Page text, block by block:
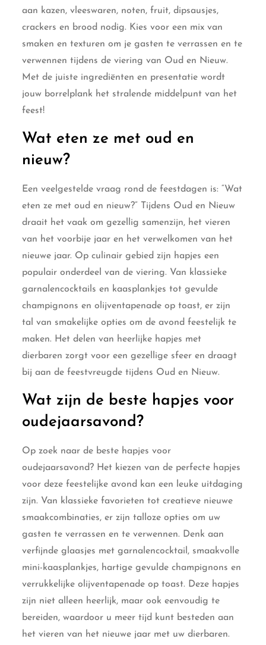
aan kazen, vleeswaren, noten, fruit, dipsausjes,
crackers en brood nodig. Kies voor een mix van
smaken en texturen om je gasten te verrassen en te
verwennen tijdens de viering van Oud en Nieuw.
Met de juiste ingrediënten en presentatie wordt
jouw borrelplank het stralende middelpunt van het
feest!
Wat eten ze met oud en
nieuw?
Een veelgestelde vraag rond de feestdagen is: “Wat
eten ze met oud en nieuw?” Tijdens Oud en Nieuw
draait het vaak om gezellig samenzijn, het vieren
van het voorbije jaar en het verwelkomen van het
nieuwe jaar. Op culinair gebied zijn hapjes een
populair onderdeel van de viering. Van klassieke
garnalencocktails en kaasplankjes tot gevulde
champignons en olijventapenade op toast, er zijn
tal van smakelijke opties om de avond feestelijk te
maken. Het delen van heerlijke hapjes met
dierbaren zorgt voor een gezellige sfeer en draagt
bij aan de feestvreugde tijdens Oud en Nieuw.
Wat zijn de beste hapjes voor
oudejaarsavond?
Op zoek naar de beste hapjes voor
oudejaarsavond? Het kiezen van de perfecte hapjes
voor deze feestelijke avond kan een leuke uitdaging
zijn. Van klassieke favorieten tot creatieve nieuwe
smaakcombinaties, er zijn talloze opties om uw
gasten te verrassen en te verwennen. Denk aan
verfijnde glaasjes met garnalencocktail, smaakvolle
mini-kaasplankjes, hartige gevulde champignons en
verrukkelijke olijventapenade op toast. Deze hapjes
zijn niet alleen heerlijk, maar ook eenvoudig te
bereiden, waardoor u meer tijd kunt besteden aan
het vieren van het nieuwe jaar met uw dierbaren.